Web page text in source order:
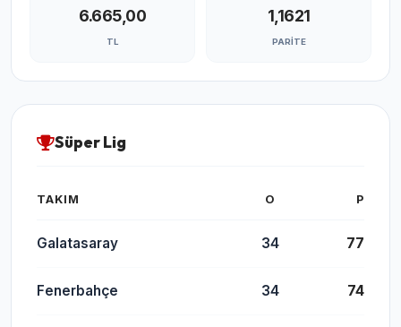
6.665,00
TL
1,1621
PARITE
Süper Lig
TAKIM O P
Galatasaray 34 77
Fenerbahçe 34 74